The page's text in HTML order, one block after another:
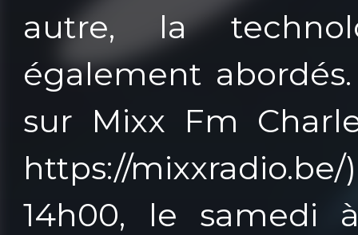
autre, la
également
sur Mixx Fm
https://
14h00, le samedi